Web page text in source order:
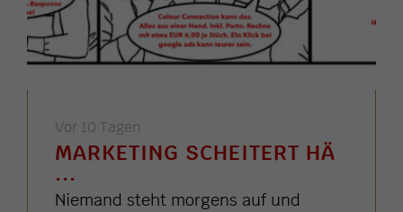
Vor 10 Tagen
MARKETING SCHEITERT HÄ
...
Niemand steht morgens auf und